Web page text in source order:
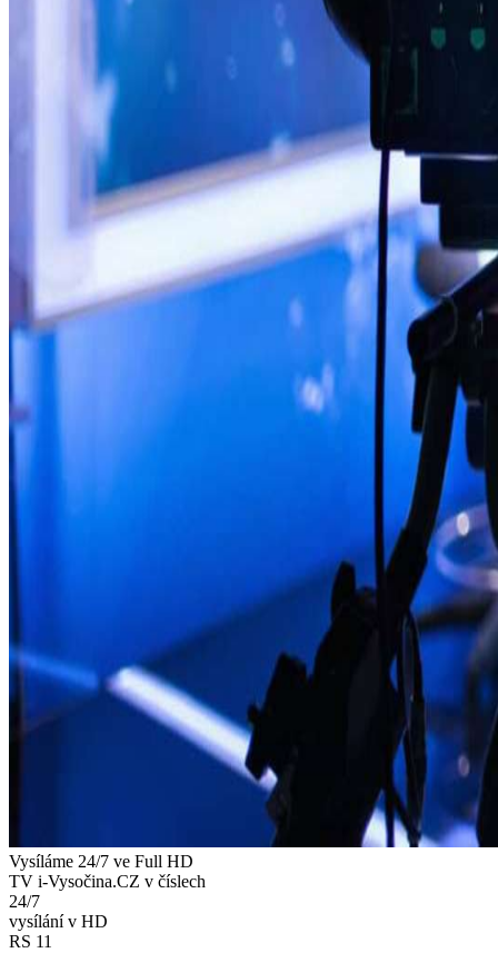
Vysíláme 24/7 ve Full HD
TV i-Vysočina.CZ v číslech
24/7
vysílání v HD
RS 11